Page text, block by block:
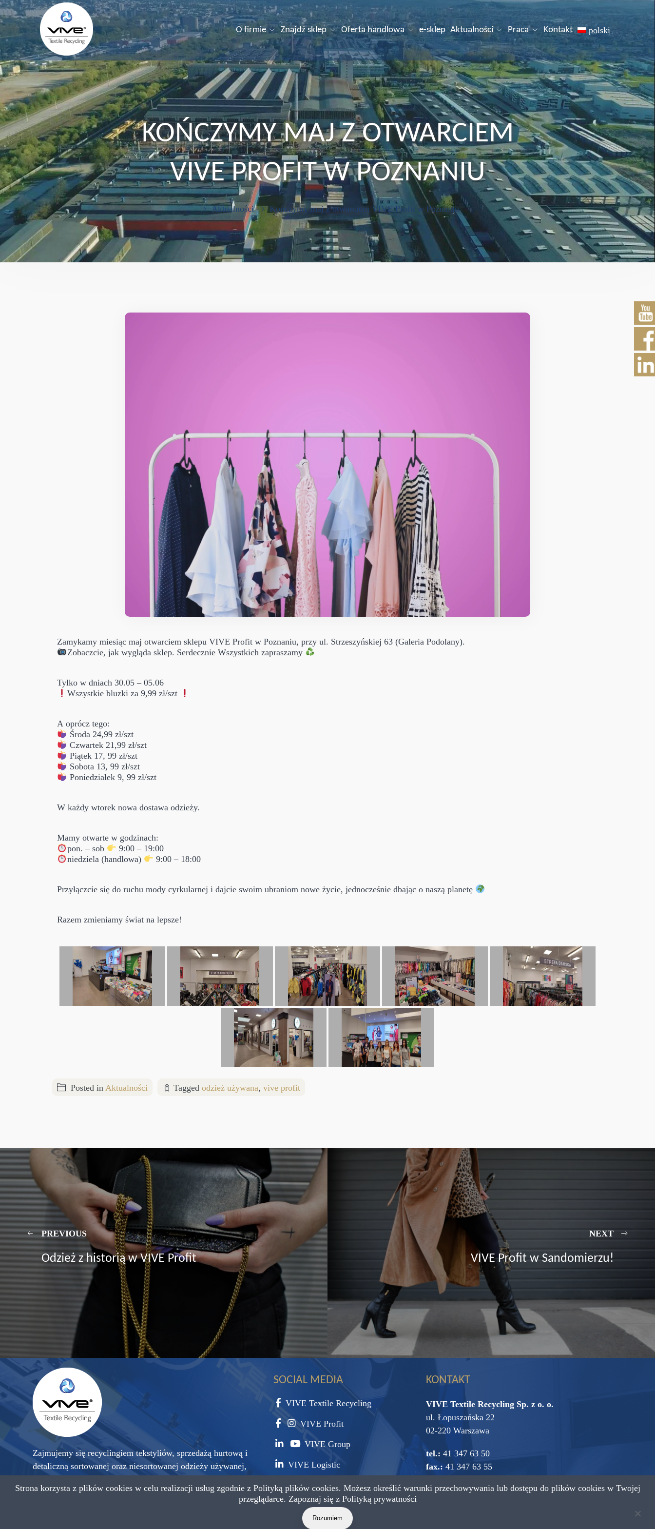
O firmie Znajdź sklep Oferta handlowa e-sklep Aktualności Praca Kontakt polski
KOŃCZYMY MAJ Z OTWARCIEM
VIVE PROFIT W POZNANIU
Aktualności Kończymy maj z otwarciem VIVE Profit w Poznaniu
Zamykamy miesiąc maj otwarciem sklepu VIVE Profit w Poznaniu, przy ul. Strzeszyńskiej 63 (Galeria Podolany).
Zobaczcie, jak wygląda sklep. Serdecznie Wszystkich zapraszamy
Tylko w dniach 30.05 – 05.06
Wszystkie bluzki za 9,99 zł/szt
A oprócz tego:
Środa 24,99 zł/szt
Czwartek 21,99 zł/szt
Piątek 17, 99 zł/szt
Sobota 13, 99 zł/szt
Poniedziałek 9, 99 zł/szt
W każdy wtorek nowa dostawa odzieży.
Mamy otwarte w godzinach:
pon. – sob
9:00 – 19:00
niedziela (handlowa)
9:00 – 18:00
Przyłączcie się do ruchu mody cyrkularnej i dajcie swoim ubraniom nowe życie, jednocześnie dbając o naszą planetę
Razem zmieniamy świat na lepsze!
Posted in Aktualności Tagged odzież używana, vive profit
PREVIOUS
Odzież z historią w VIVE Profit
NEXT
VIVE Profit w Sandomierzu!
Zajmujemy się recyclingiem tekstyliów, sprzedażą hurtową i
detaliczną sortowanej oraz niesortowanej odzieży używanej,
przetworzonego na czyściwo przemysłowe.
SOCIAL MEDIA
VIVE Textile Recycling
VIVE Profit
VIVE Group
VIVE Logistic
KONTAKT
VIVE Textile Recycling Sp. z o. o.
ul. Łopuszańska 22
02-220 Warszawa
tel.: 41 347 63 50
fax.: 41 347 63 55
e-mail: vive@vive.com.pl
Strona korzysta z plików cookies w celu realizacji usług zgodnie z Polityką plików cookies. Możesz określić warunki przechowywania lub dostępu do plików cookies w Twojej
przeglądarce. Zapoznaj się z Polityką prywatności
Rozumiem